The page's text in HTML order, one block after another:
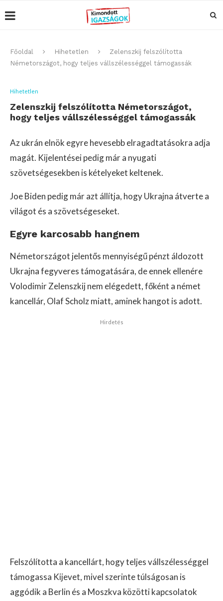
Főoldal Hihetetlen
Zelenszkij felszólította
Németországot, hogy teljes vállszélességgel támogassák
Hihetetlen
Zelenszkij felszólította Németországot,
hogy teljes vállszélességgel támogassák
Az ukrán elnök egyre hevesebb elragadtatásokra adja
magát. Kijelentései pedig már a nyugati
szövetségesekben is kételyeket keltenek.
Joe Biden pedig már azt állítja, hogy Ukrajna átverte a
világot és a szövetségeseket.
Egyre karcosabb hangnem
Németországot jelentős mennyiségű pénzt áldozott
Ukrajna fegyveres támogatására, de ennek ellenére
Volodimir Zelenszkij nem elégedett, főként a német
kancellár, Olaf Scholz miatt, aminek hangot is adott.
Hirdetés
Felszólította a kancellárt, hogy teljes vállszélességgel
támogassa Kijevet, mivel szerinte túlságosan is
aggódik a Berlin és a Moszkva közötti kapcsolatok